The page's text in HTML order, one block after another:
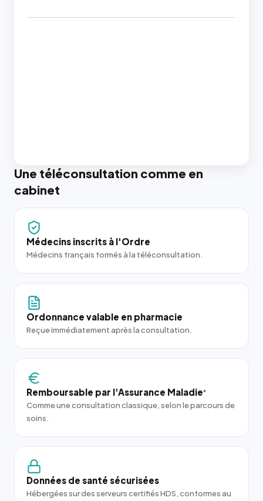
Une téléconsultation comme en
cabinet
Médecins inscrits à l'Ordre
Médecins français formés à la téléconsultation.
Ordonnance valable en pharmacie
Reçue immédiatement après la consultation.
Remboursable par l'Assurance Maladie*
Comme une consultation classique, selon le parcours de
soins.
Données de santé sécurisées
Hébergées sur des serveurs certifiés HDS, conformes au